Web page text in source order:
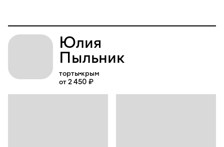
Юлия
Пыльник
торты крым
от 2 450 ₽